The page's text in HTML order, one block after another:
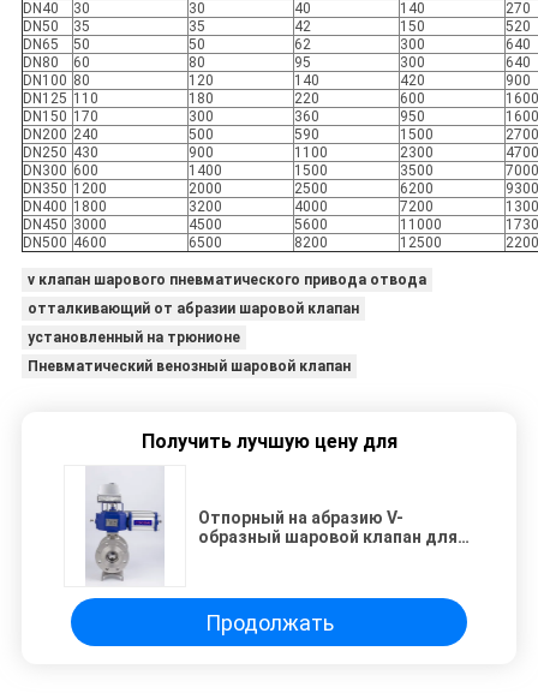
DN40
30 30 40 140
270
DN50
35 35 42 150
520
DN65
50 50 62 300
640
DN80
60 80 95 300
640
DN100 80 120 140 420
900
DN125 110 180 220 600
1600
DN150 170 300 360 950
1600
DN200 240 500 590 1500
2700
DN250 430 900 1100 2300
4700
DN300 600 1400 1500 3500
7000
DN350 1200 2000 2500 6200
9300
DN400 1800 3200 4000 7200
DN450 3000 4500 5600 11000
DN500 4600 6500 8200 12500
v клапан шарового пневматического привода отвода
отталкивающий от абразии шаровой клапан
установленный на трюнионе
Пневматический венозный шаровой клапан
Получить лучшую цену для
Отпорный на абразию V-
образный шаровой клапан для
Продолжать